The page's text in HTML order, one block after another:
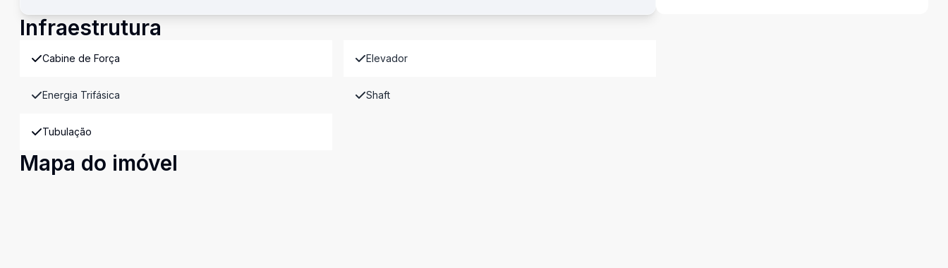
Infraestrutura
Cabine de Força Elevador
Energia Trifásica Shaft
Tubulação
Mapa do imóvel